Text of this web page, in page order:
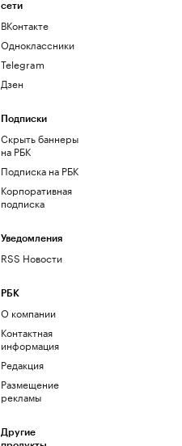
сети
ВКонтакте
Одноклассники
Telegram
Дзен
Подписки
Скрыть баннеры
на РБК
Подписка на РБК
Корпоративная
подписка
Уведомления
RSS Новости
РБК
О компании
Контактная
информация
Редакция
Размещение
рекламы
Другие